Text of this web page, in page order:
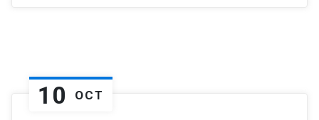
10 OCT